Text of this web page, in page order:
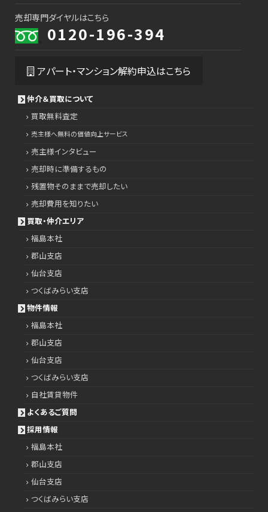
売却専門ダイヤルはこちら
0120-196-394
アパート・マンション解約申込はこちら
仲介＆買取について
買取無料査定
売主様へ無料の価値向上サービス
売主様インタビュー
売却時に準備するもの
残置物そのままで売却したい
売却費用を知りたい
買取・仲介エリア
福島本社
郡山支店
仙台支店
つくばみらい支店
物件情報
福島本社
郡山支店
仙台支店
つくばみらい支店
自社賃貸物件
よくあるご質問
採用情報
福島本社
郡山支店
仙台支店
つくばみらい支店